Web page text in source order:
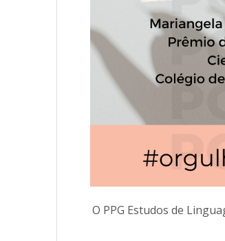
O PPG Estudos de